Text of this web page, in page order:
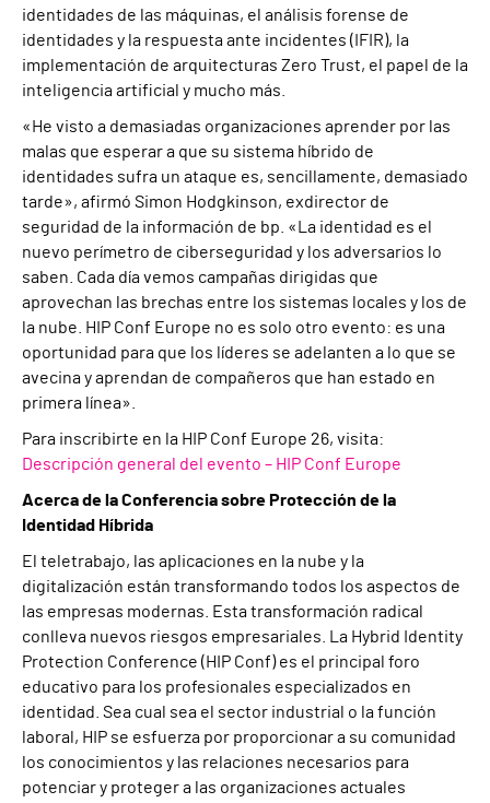
identidades de las máquinas, el análisis forense de
identidades y la respuesta ante incidentes (IFIR), la
implementación de arquitecturas Zero Trust, el papel de la
inteligencia artificial y mucho más.
«He visto a demasiadas organizaciones aprender por las
malas que esperar a que su sistema híbrido de
identidades sufra un ataque es, sencillamente, demasiado
tarde», afirmó Simon Hodgkinson, exdirector de
seguridad de la información de bp. «La identidad es el
nuevo perímetro de ciberseguridad y los adversarios lo
saben. Cada día vemos campañas dirigidas que
aprovechan las brechas entre los sistemas locales y los de
la nube. HIP Conf Europe no es solo otro evento: es una
oportunidad para que los líderes se adelanten a lo que se
avecina y aprendan de compañeros que han estado en
primera línea».
Para inscribirte en la HIP Conf Europe 26, visita:
Descripción general del evento – HIP Conf Europe
Acerca de la Conferencia sobre Protección de la
Identidad Híbrida
El teletrabajo, las aplicaciones en la nube y la
digitalización están transformando todos los aspectos de
las empresas modernas. Esta transformación radical
conlleva nuevos riesgos empresariales. La Hybrid Identity
Protection Conference (HIP Conf) es el principal foro
educativo para los profesionales especializados en
identidad. Sea cual sea el sector industrial o la función
laboral, HIP se esfuerza por proporcionar a su comunidad
los conocimientos y las relaciones necesarios para
potenciar y proteger a las organizaciones actuales